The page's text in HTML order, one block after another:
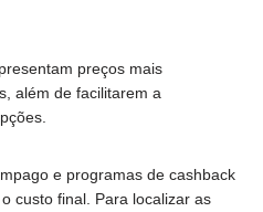
preços mais
além de facilitarem a
e programas de cashback
custo final. Para localizar as